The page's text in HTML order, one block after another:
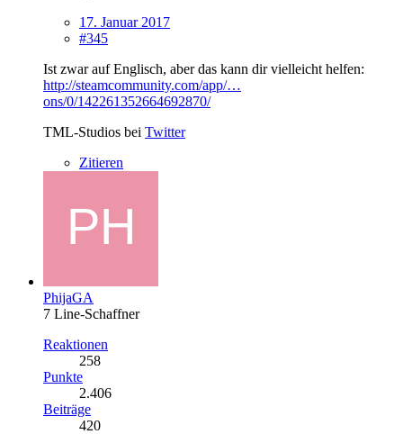
17. Januar 2017
#345
Ist zwar auf Englisch, aber das kann dir vielleicht helfen:
http://steamcommunity.com/app/…
ons/0/142261352664692870/
TML-Studios bei Twitter
Zitieren
PhijaGA
7 Line-Schaffner
Reaktionen
258
Punkte
2.406
Beiträge
420